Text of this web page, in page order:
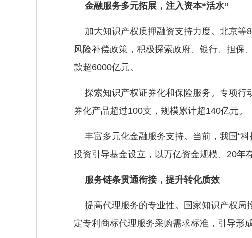
金融服务多元拓展，注入资本“活水”
加大知识产权质押融资支持力度。北京
风险补偿政策，积极探索政府、银行、担保
款超6000亿元。
探索知识产权证券化和保险服务。专项
券化产品超过100支，规模累计超140亿元。
丰富多元化金融服务支持。当前，我国“
投资引导基金设立，以万亿资金规模、20年
服务链条贯通衔接，提升转化质效
提高代理服务的专业性。国家知识产权局
定专利商标代理服务采购需求标准，引导形